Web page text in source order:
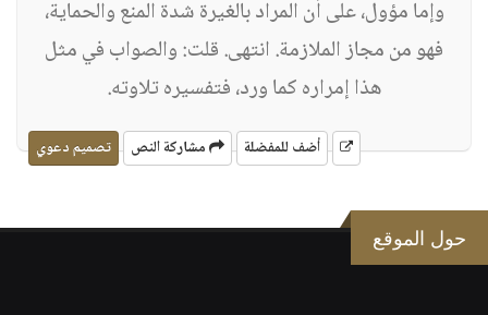
وإما مؤول، على أن المراد بالغيرة شدة المنع والحماية،
فهو من مجاز الملازمة. انتهى. قلت: والصواب في مثل
هذا إمراره كما ورد، فتفسيره تلاوته.
أضف للمفضلة مشاركة النص تصميم دعوي
حول الموقع